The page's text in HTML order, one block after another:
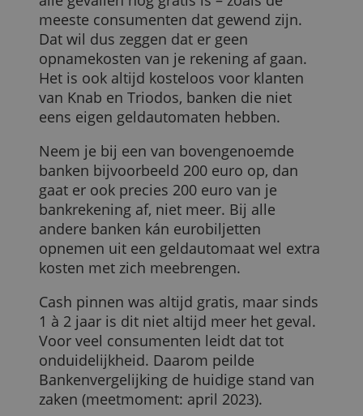
maandelijks heel weinig cash pinnen tot
maandelijks heel veel.
Hieruit blijkt dat dit bij de banken van de
Volksbank (SNS, ASN en Regiobank) in
alle gevallen nog gratis is – zoals de
Dat wil dus zeggen dat er geen
opnamekosten van je rekening af gaan.
Het is ook altijd kosteloos voor klanten
van Knab en Triodos, banken die niet
eens eigen geldautomaten hebben.
banken bijvoorbeeld 200 euro op, dan
gaat er ook precies 200 euro van je
bankrekening af, niet meer. Bij alle
andere banken kán eurobiljetten
opnemen uit een geldautomaat wel extra